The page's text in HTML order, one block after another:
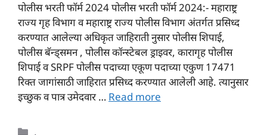
पोलीस भरती फॉर्म 2024 पोलीस भरती फॉर्म 2024:- महाराष्ट्र
राज्य गृह विभाग व महाराष्ट्र राज्य पोलीस विभाग अंतर्गत प्रसिध्द
करण्यात आलेल्या अधिकृत जाहिराती नुसार पोलीस शिपाई,
पोलीस बॅन्ड्समन , पोलीस कॉन्स्टेबल ड्राइवर, कारागृह पोलीस
शिपाई व SRPF पोलीस पदाच्या एकूण पदाच्या एकुण 17471
रिक्त जागांसाठी जाहिरात प्रसिध्द करण्यात आलेली आहे. त्यानुसार
इच्छुक व पात्र उमेदवार … Read more
Categories
,